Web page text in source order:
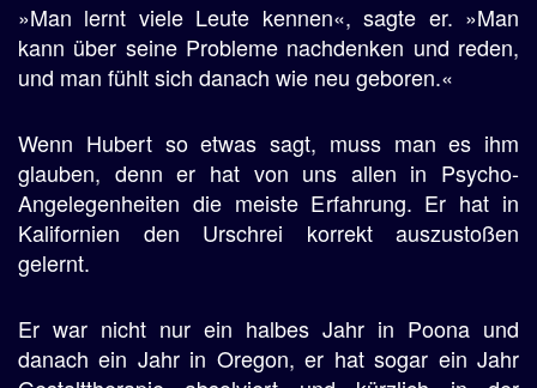
»Man lernt viele Leute kennen«, sagte er. »Man
kann über seine Probleme nachdenken und reden,
und man fühlt sich danach wie neu geboren.«
Wenn Hubert so etwas sagt, muss man es ihm
glauben, denn er hat von uns allen in Psycho-
Angelegenheiten die meiste Erfahrung. Er hat in
Kalifornien den Urschrei korrekt auszustoßen
gelernt.
Er war nicht nur ein halbes Jahr in Poona und
danach ein Jahr in Oregon, er hat sogar ein Jahr